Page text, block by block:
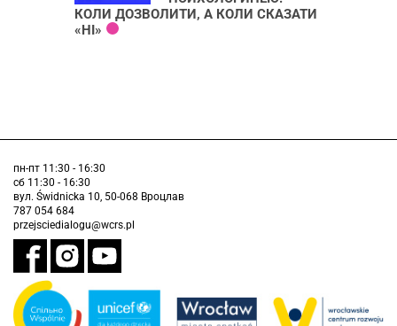
КОЛИ ДОЗВОЛИТИ, А КОЛИ СКАЗАТИ
«НІ»
пн-пт 11:30 - 16:30
сб 11:30 - 16:30
вул. Świdnicka 10, 50-068 Вроцлав
787 054 684
przejsciedialogu@wcrs.pl